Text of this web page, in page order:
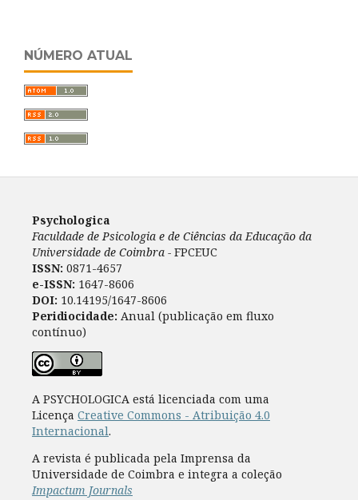
NÚMERO ATUAL
Psychologica
Faculdade de Psicologia e de Ciências da Educação da
Universidade de Coimbra - FPCEUC
ISSN: 0871-4657
e-ISSN: 1647-8606
DOI: 10.14195/1647-8606
Peridiocidade: Anual (publicação em fluxo
contínuo)
A PSYCHOLOGICA está licenciada com uma
Licença Creative Commons - Atribuição 4.0
Internacional.
A revista é publicada pela Imprensa da
Universidade de Coimbra e integra a coleção
Impactum Journals